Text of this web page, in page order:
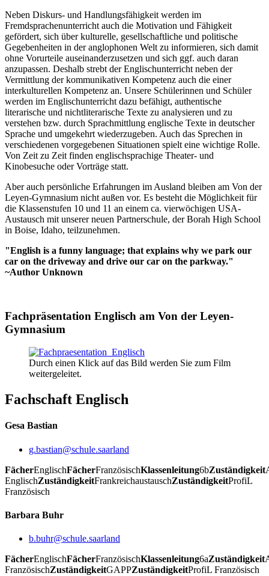
Neben Diskurs- und Handlungsfähigkeit werden im
Fremdsprachenunterricht auch die Motivation und Fähigkeit
gefördert, sich über kulturelle, gesellschaftliche und politische
Gegebenheiten in der anglophonen Welt zu informieren, sich damit
ohne Vorurteile auseinanderzusetzen und sich ggf. auch daran
anzupassen. Deshalb strebt der Englischunterricht neben der
Vermittlung der kommunikativen Kompetenz auch die einer
interkulturellen Kompetenz an. Unsere Schülerinnen und Schüler
werden im Englischunterricht dazu befähigt, authentische
literarische und nichtliterarische Texte zu analysieren und zu
verstehen bzw. durch Sprachmittlung englische Texte in deutscher
Sprache und umgekehrt wiederzugeben. Auch das Sprechen in
verschiedenen vorgegebenen Situationen spielt eine wichtige Rolle.
Von Zeit zu Zeit finden englischsprachige Theater- und
Kinobesuche oder Vorträge statt.
Aber auch persönliche Erfahrungen im Ausland bleiben am Von der
Leyen-Gymnasium nicht außen vor. Es besteht die Möglichkeit für
die Klassenstufen 10 und 11 an einem ca. vierwöchigen USA-
Austausch mit unserer neuen Partnerschule, der Borah High School
in Boise, Idaho, teilzunehmen.
"English is a funny language; that explains why we park our
car on the driveway and drive our car on the parkway."
~Author Unknown
Fachpräsentation Englisch am Von der Leyen-
Gymnasium
Durch einen Klick auf das Bild werden Sie zum Film
weitergeleitet.
Fachschaft Englisch
Gesa Bastian
g.bastian@schule.saarland
FächerEnglischFächerFranzösischKlassenleitung6bZuständigkeit
EnglischZuständigkeitFrankreichaustauschZuständigkeitProfiL
Französisch
Barbara Buhr
b.buhr@schule.saarland
FächerEnglischFächerFranzösischKlassenleitung6aZuständigkeit
FranzösischZuständigkeitGAPPZuständigkeitProfiL Französisch